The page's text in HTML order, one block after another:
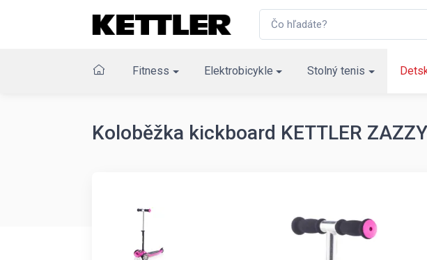
Fitness Elektrobicykle Stolný tenis
Koloběžka kickboard KETTLER